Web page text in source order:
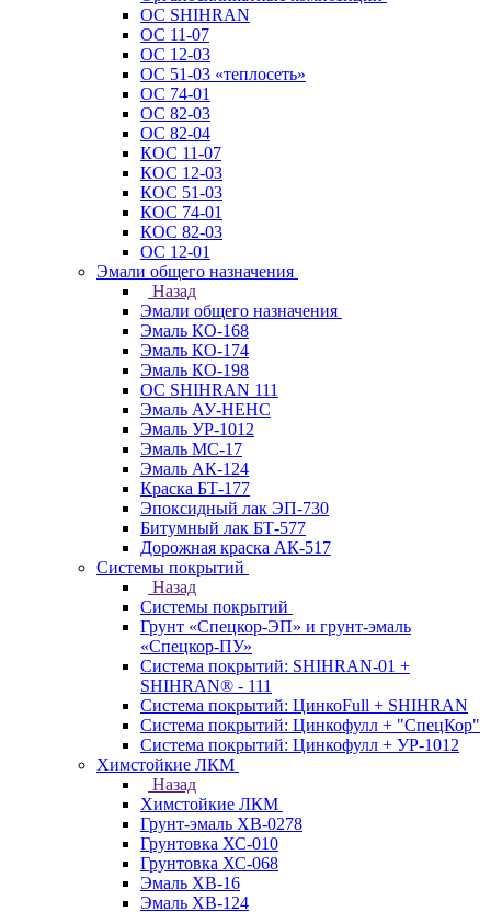
ОС SHIHRAN
ОС 11-07
ОС 12-03
ОС 51-03 «теплосеть»
ОС 74-01
ОС 82-03
ОС 82-04
КОС 11-07
КОС 12-03
КОС 51-03
КОС 74-01
КОС 82-03
ОС 12-01
Эмали общего назначения
Назад
Эмали общего назначения
Эмаль КО-168
Эмаль КО-174
Эмаль КО-198
ОС SHIHRAN 111
Эмаль АУ-НЕНС
Эмаль УР-1012
Эмаль МС-17
Эмаль АК-124
Краска БТ-177
Эпоксидный лак ЭП-730
Битумный лак БТ-577
Дорожная краска АК-517
Системы покрытий
Назад
Системы покрытий
Грунт «Спецкор-ЭП» и грунт-эмаль
«Спецкор-ПУ»
Система покрытий: SHIHRAN-01 +
SHIHRAN® - 111
Система покрытий: ЦинкоFull + SHIHRAN
Система покрытий: Цинкофулл + "СпецКор"
Система покрытий: Цинкофулл + УР-1012
Химстойкие ЛКМ
Назад
Химстойкие ЛКМ
Грунт-эмаль ХВ-0278
Грунтовка ХС-010
Грунтовка ХС-068
Эмаль ХВ-16
Эмаль ХВ-124